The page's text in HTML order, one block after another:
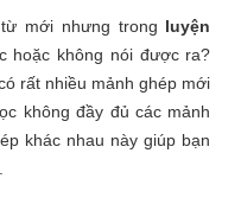
mới nhưng trong luyện
hoặc không nói được ra?
rất nhiều mảnh ghép mới
không đầy đủ các mảnh
khác nhau này giúp bạn